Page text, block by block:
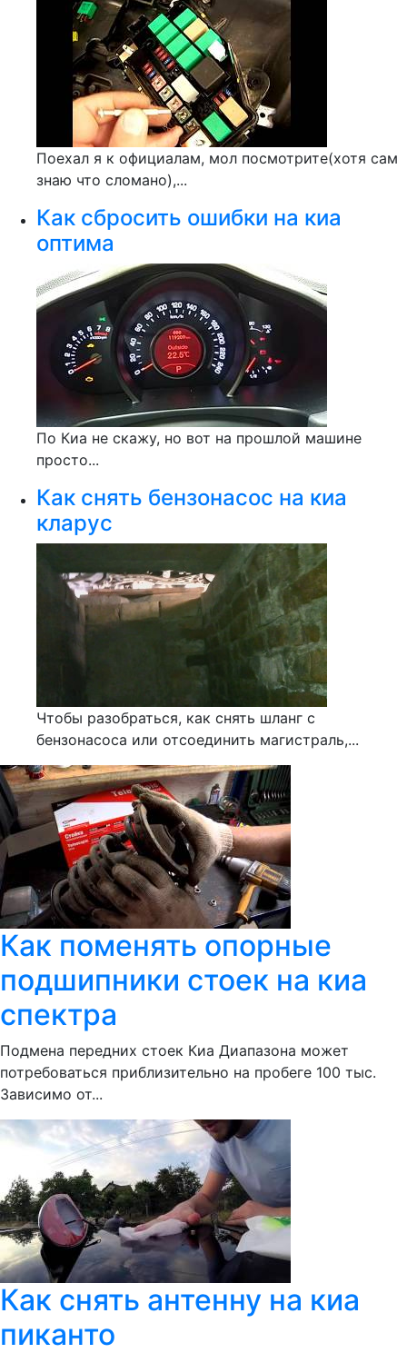
Поехал я к официалам, мол посмотрите(хотя сам
знаю что сломано),...
Как сбросить ошибки на киа
оптима
По Киа не скажу, но вот на прошлой машине
просто...
Как снять бензонасос на киа
кларус
Чтобы разобраться, как снять шланг с
бензонасоса или отсоединить магистраль,...
Как поменять опорные
подшипники стоек на киа
спектра
Подмена передних стоек Киа Диапазона может
потребоваться приблизительно на пробеге 100 тыс.
Зависимо от...
Как снять антенну на киа
пиканто